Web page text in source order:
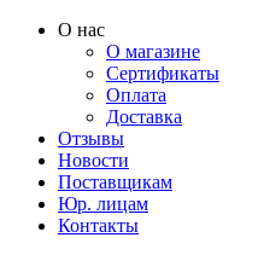
Перейти
содержимому
О нас
О магазине
Сертификаты
Оплата
Доставка
Отзывы
Новости
Поставщикам
Юр. лицам
Контакты